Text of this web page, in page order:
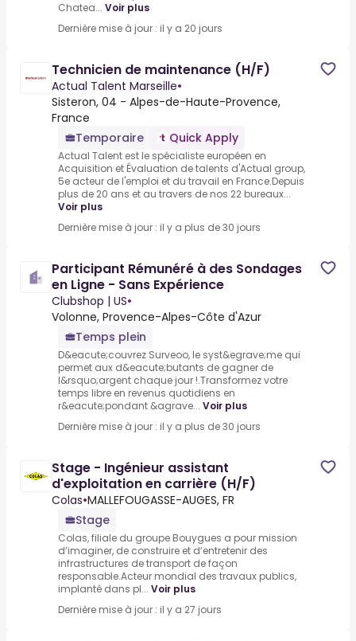
Chatea... Voir plus
Dernière mise à jour : il y a 20 jours
Technicien de maintenance (H/F)
Actual Talent Marseille•
Sisteron, 04 - Alpes-de-Haute-Provence,
France
Temporaire
Quick Apply
Actual Talent est le spécialiste européen en
Acquisition et Évaluation de talents d'Actual group,
5e acteur de l'emploi et du travail en France.Depuis
plus de 20 ans et au travers de nos 22 bureaux...
Voir plus
Dernière mise à jour : il y a plus de 30 jours
Participant Rémunéré à des Sondages
en Ligne - Sans Expérience
Clubshop | US•
Volonne, Provence-Alpes-Côte d'Azur
Temps plein
D&eacute;couvrez Surveoo, le syst&egrave;me qui
permet aux d&eacute;butants de gagner de
l&rsquo;argent chaque jour !.Transformez votre
temps libre en revenus quotidiens en
r&eacute;pondant &agrave... Voir plus
Dernière mise à jour : il y a plus de 30 jours
Stage - Ingénieur assistant
d'exploitation en carrière (H/F)
Colas•MALLEFOUGASSE-AUGES, FR
Stage
Colas, filiale du groupe Bouygues a pour mission
d’imaginer, de construire et d’entretenir des
infrastructures de transport de façon
responsable.Acteur mondial des travaux publics,
implanté dans pl... Voir plus
Dernière mise à jour : il y a 27 jours